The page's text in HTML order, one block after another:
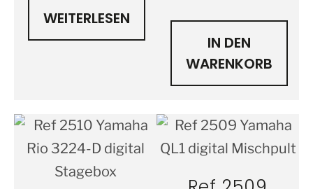
WEITERLESEN
IN DEN
WARENKORB